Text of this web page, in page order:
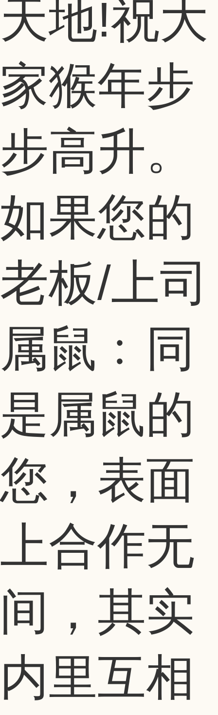
天地!祝大
家猴年步
步高升。
如果您的
老板/上司
属鼠﹕同
是属鼠的
您，表面
上合作无
间，其实
内里互相